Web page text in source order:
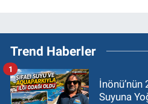
Trend Haberler
İnönü’nün
Suyuna
1